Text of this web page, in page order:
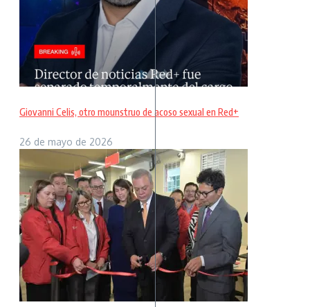
Giovanni Celis, otro mounstruo de acoso sexual en Red+
26 de mayo de 2026